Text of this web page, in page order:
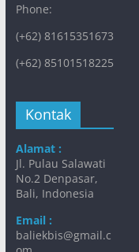
Phone:
(+62) 81615351673
(+62) 85101518225
Kontak
Alamat :
Jl. Pulau Salawati
No.2 Denpasar,
Bali, Indonesia
Email :
baliekbis@gmail.c